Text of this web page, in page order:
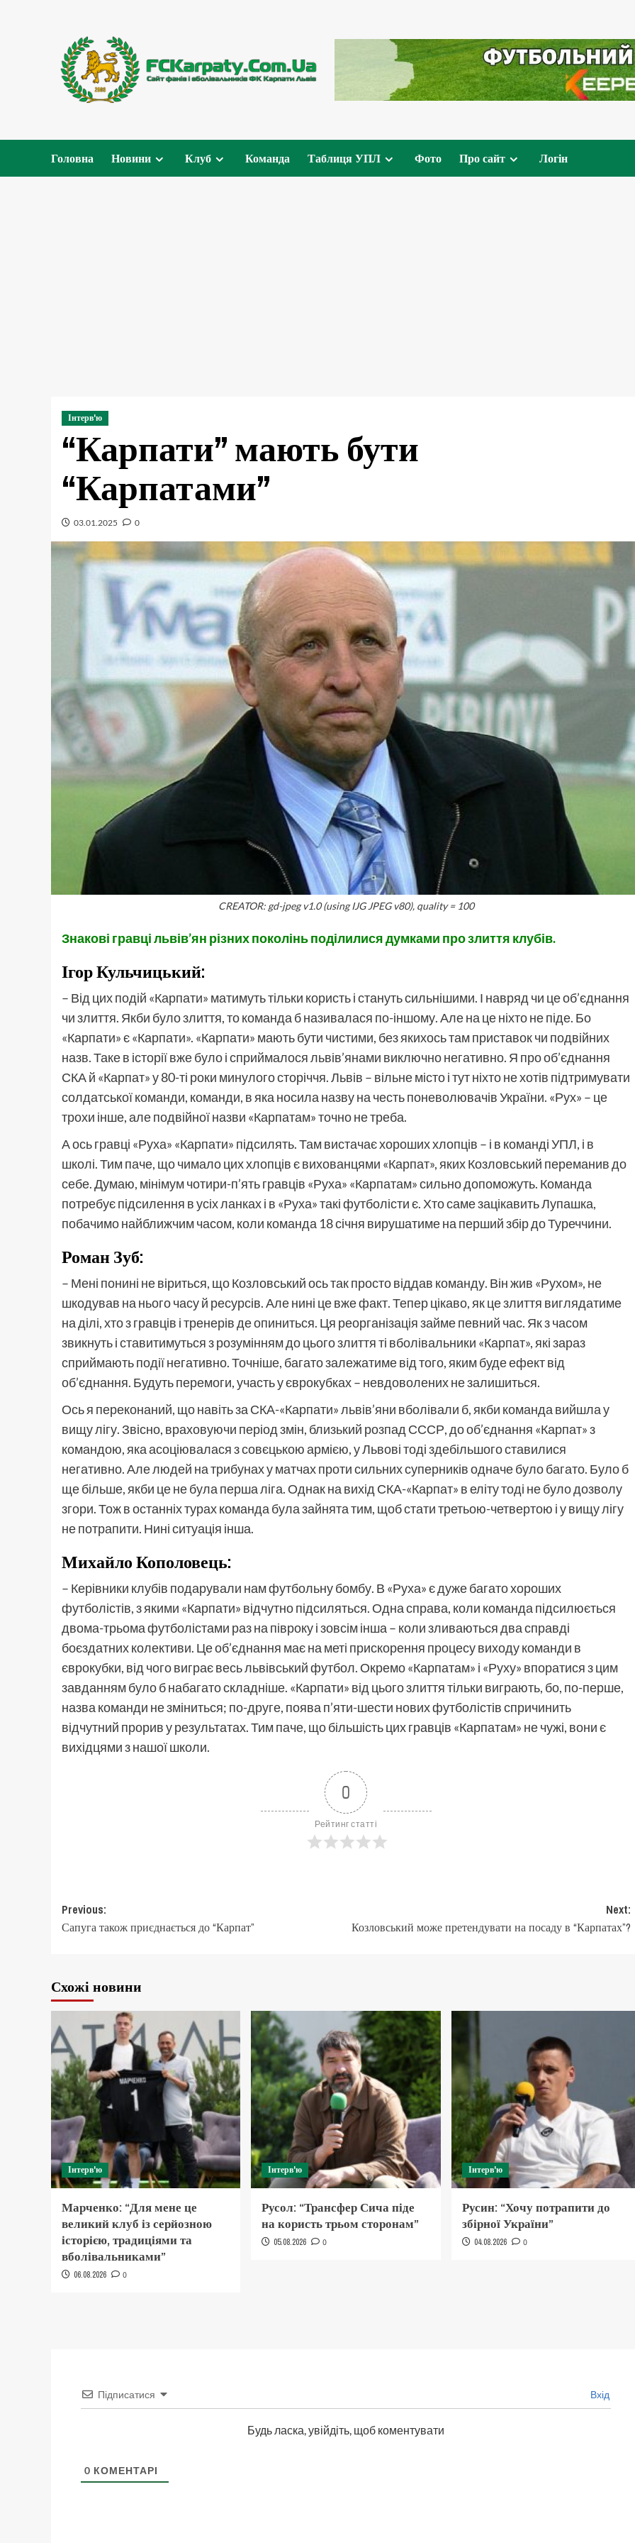
Головна Новини Клуб Команда Таблиця УПЛ Фото Про сайт Логін
Інтерв'ю
“Карпати” мають бути
“Карпатами”
03.01.2025 0
CREATOR: gd-jpeg v1.0 (using IJG JPEG v80), quality = 100
Знакові гравці львів’ян різних поколінь поділилися думками про злиття клубів.
Ігор Кульчицький:
– Від цих подій «Карпати» матимуть тільки користь і стануть сильнішими. І навряд чи це об’єднання
чи злиття. Якби було злиття, то команда б називалася по-іншому. Але на це ніхто не піде. Бо
«Карпати» є «Карпати». «Карпати» мають бути чистими, без якихось там приставок чи подвійних
назв. Таке в історії вже було і сприймалося львів’янами виключно негативно. Я про об’єднання
СКА й «Карпат» у 80-ті роки минулого сторіччя. Львів – вільне місто і тут ніхто не хотів підтримувати
солдатської команди, команди, в яка носила назву на честь поневолювачів України. «Рух» – це
трохи інше, але подвійної назви «Карпатам» точно не треба.
А ось гравці «Руха» «Карпати» підсилять. Там вистачає хороших хлопців – і в команді УПЛ, і в
школі. Тим паче, що чимало цих хлопців є вихованцями «Карпат», яких Козловський переманив до
себе. Думаю, мінімум чотири-п’ять гравців «Руха» «Карпатам» сильно допоможуть. Команда
потребує підсилення в усіх ланках і в «Руха» такі футболісти є. Хто саме зацікавить Лупашка,
побачимо найближчим часом, коли команда 18 січня вирушатиме на перший збір до Туреччини.
Роман Зуб:
– Мені понині не віриться, що Козловський ось так просто віддав команду. Він жив «Рухом», не
шкодував на нього часу й ресурсів. Але нині це вже факт. Тепер цікаво, як це злиття виглядатиме
на ділі, хто з гравців і тренерів де опиниться. Ця реорганізація займе певний час. Як з часом
звикнуть і ставитимуться з розумінням до цього злиття ті вболівальники «Карпат», які зараз
сприймають події негативно. Точніше, багато залежатиме від того, яким буде ефект від
об’єднання. Будуть перемоги, участь у єврокубках – невдоволених не залишиться.
Ось я переконаний, що навіть за СКА-«Карпати» львів’яни вболівали б, якби команда вийшла у
вищу лігу. Звісно, враховуючи період змін, близький розпад СССР, до об’єднання «Карпат» з
командою, яка асоціювалася з совєцькою армією, у Львові тоді здебільшого ставилися
негативно. Але людей на трибунах у матчах проти сильних суперників одначе було багато. Було б
ще більше, якби це не була перша ліга. Однак на вихід СКА-«Карпат» в еліту тоді не було дозволу
згори. Тож в останніх турах команда була зайнята тим, щоб стати третьою-четвертою і у вищу лігу
не потрапити. Нині ситуація інша.
Михайло Кополовець:
– Керівники клубів подарували нам футбольну бомбу. В «Руха» є дуже багато хороших
футболістів, з якими «Карпати» відчутно підсиляться. Одна справа, коли команда підсилюється
двома-трьома футболістами раз на півроку і зовсім інша – коли зливаються два справді
боєздатних колективи. Це об’єднання має на меті прискорення процесу виходу команди в
єврокубки, від чого виграє весь львівський футбол. Окремо «Карпатам» і «Руху» впоратися з цим
завданням було б набагато складніше. «Карпати» від цього злиття тільки виграють, бо, по-перше,
назва команди не зміниться; по-друге, поява п’яти-шести нових футболістів спричинить
відчутний прорив у результатах. Тим паче, що більшість цих гравців «Карпатам» не чужі, вони є
вихідцями з нашої школи.
0
Рейтинг статті
Post
navigation
Previous:
Сапуга також приєднається до “Карпат”
Next:
Козловський може претендувати на посаду в “Карпатах”?
Схожі новини
Інтерв'ю
Марченко: “Для мене це
великий клуб із серйозною
історією, традиціями та
вболівальниками”
06.08.2026 0
Інтерв'ю
Русол: “Трансфер Сича піде
на користь трьом сторонам”
05.08.2026 0
Інтерв'ю
Русин: “Хочу потрапити до
збірної України”
04.08.2026 0
Підписатися Вхід
Будь ласка, увійдіть, щоб коментувати
0 КОМЕНТАРІ